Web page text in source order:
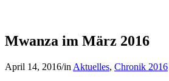
Mwanza im März 2016
April 14, 2016/in Aktuelles, Chronik 2016